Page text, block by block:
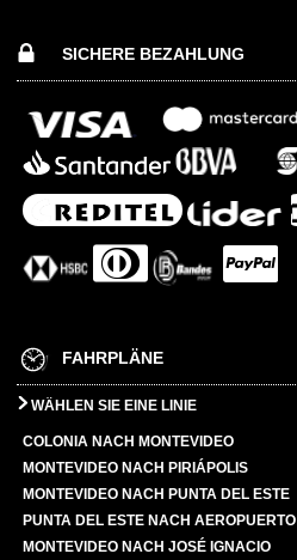
SICHERE BEZAHLUNG
FAHRPLÄNE
WÄHLEN SIE EINE LINIE
COLONIA NACH MONTEVIDEO
MONTEVIDEO NACH PIRIÁPOLIS
MONTEVIDEO NACH PUNTA DEL ESTE
PUNTA DEL ESTE NACH
MONTEVIDEO NACH JOSÉ IGNACIO